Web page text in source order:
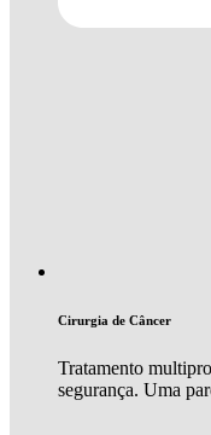
Cirurgia de Câncer
Tratamento
segurança. Uma